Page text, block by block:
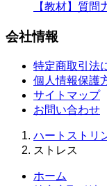
【教材】質
会社情報
特定商取引法
個人情報保護
サイトマップ
お問い合わせ
ハートストリ
ストレス
ホーム